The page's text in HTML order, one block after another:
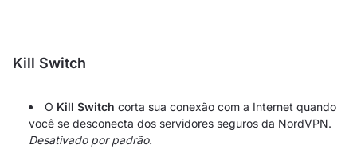
Kill Switch
O Kill Switch corta sua conexão com a Internet quando
você se desconecta dos servidores seguros da NordVPN.
Desativado por padrão.